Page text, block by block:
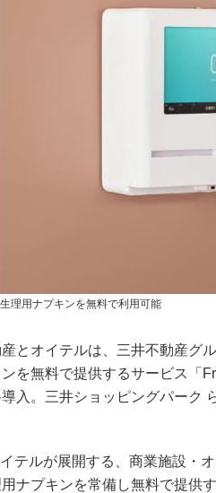
生理用ナプキンを無料で利用可能
とオイテルは、三井不動産グ
を無料で提供するサービス「
入。三井ショッピングパーク
テルが展開する、商業施設・
ナプキンを常備し無料で提供